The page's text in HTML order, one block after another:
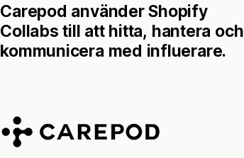
Carepod använder Shopify
Collabs till att hitta, hantera och
kommunicera med influerare.